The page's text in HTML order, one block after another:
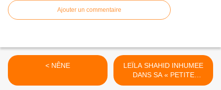
Ajouter un commentaire
< NÊNE
LEÏLA SHAHID INHUMEE
DANS SA « PETITE
PALESTINE » >